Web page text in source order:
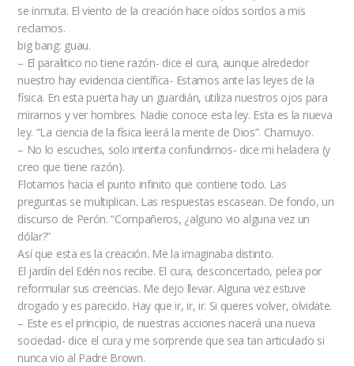
se inmuta. El viento de la creación hace oídos sordos a mis
reclamos.
big bang: guau.
– El paralitico no tiene razón- dice el cura, aunque alrededor
nuestro hay evidencia científica- Estamos ante las leyes de la
física. En esta puerta hay un guardián, utiliza nuestros ojos para
mirarnos y ver hombres. Nadie conoce esta ley. Esta es la nueva
ley. “La ciencia de la física leerá la mente de Dios”. Chamuyo.
– No lo escuches, solo intenta confundirnos- dice mi heladera (y
creo que tiene razón).
Flotamos hacia el punto infinito que contiene todo. Las
preguntas se multiplican. Las respuestas escasean. De fondo, un
discurso de Perón. “Compañeros, ¿alguno vio alguna vez un
dólar?”
Así que esta es la creación. Me la imaginaba distinto.
El jardín del Edén nos recibe. El cura, desconcertado, pelea por
reformular sus creencias. Me dejo llevar. Alguna vez estuve
drogado y es parecido. Hay que ir, ir, ir. Si queres volver, olvidate.
– Este es el principio, de nuestras acciones nacerá una nueva
sociedad- dice el cura y me sorprende que sea tan articulado si
nunca vio al Padre Brown.